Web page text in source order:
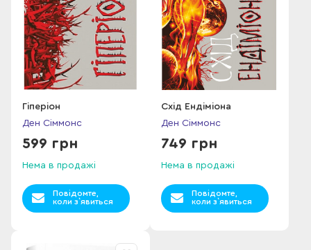
Гіперіон
Ден Сіммонс
599 грн
Нема в продажі
Повідомте,
коли з`явиться
Схід Ендіміона
Ден Сіммонс
749 грн
Нема в продажі
Повідомте,
коли з`явиться